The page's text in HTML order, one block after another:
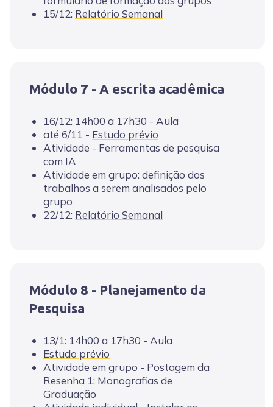
15/12: Relatório Semanal
Módulo 7 - A escrita acadêmica
16/12: 14h00 a 17h30 - Aula
até 6/11 - Estudo prévio
Atividade - Ferramentas de pesquisa
com IA
Atividade em grupo: definição dos
trabalhos a serem analisados pelo
grupo
22/12: Relatório Semanal
Módulo 8 - Planejamento da
Pesquisa
13/1: 14h00 a 17h30 - Aula
Estudo prévio
Atividade em grupo - Postagem da
Resenha 1: Monografias de
Graduação